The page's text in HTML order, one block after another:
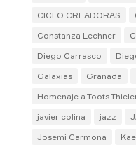
CICLO CREADORAS
Constanza Lechner
Diego Carrasco
Galaxias
Granada
Homenaje a Toots
javier colina
jazz
Josemi Carmona